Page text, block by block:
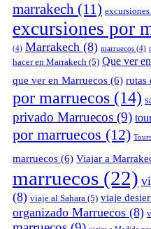
marrakech (11)
excursiones por
(4) Marrakech (8) marruecos (4)
hacer en Marrakech (5) Que ver
que ver en Marruecos (6) rutas
por marruecos (14)
privado Marruecos (9)
por marruecos (12)
marruecos (6) Viajar a
marruecos (22)
(8) viaje al Sahara (5) viaje
organizado Marruecos (8)